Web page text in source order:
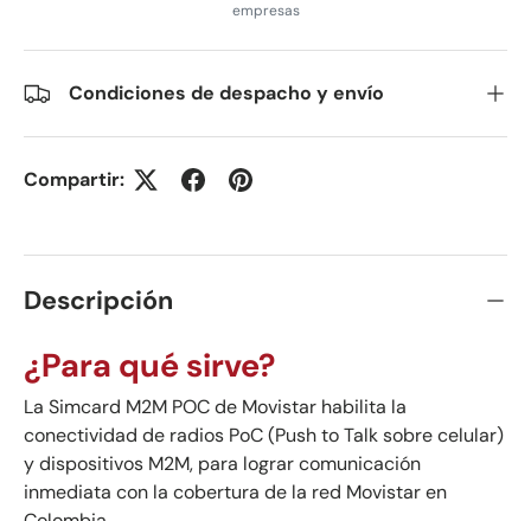
empresas
Condiciones de despacho y envío
Compartir:
Descripción
¿Para qué sirve?
La Simcard M2M POC de Movistar habilita la
conectividad de radios PoC (Push to Talk sobre celular)
y dispositivos M2M, para lograr comunicación
inmediata con la cobertura de la red Movistar en